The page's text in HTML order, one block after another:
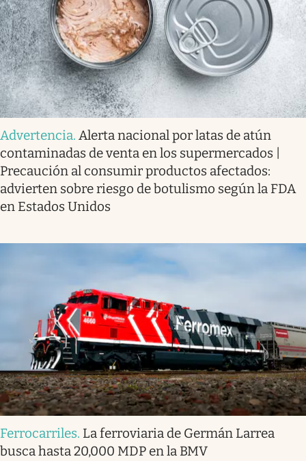
Advertencia. Alerta nacional por latas de atún
contaminadas de venta en los supermercados |
Precaución al consumir productos afectados:
advierten sobre riesgo de botulismo según la FDA
en Estados Unidos
Ferrocarriles. La ferroviaria de Germán Larrea
busca hasta 20,000 MDP en la BMV